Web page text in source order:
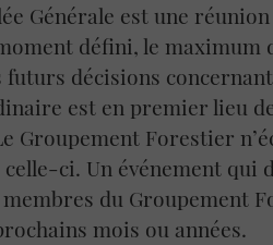
Générale est une
défini, le maximum
futurs décisions
est en premier lieu
Groupement Forestier
ci. Un événement qui
du Groupement
mois ou années.